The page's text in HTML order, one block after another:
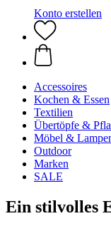
Konto erstellen
Accessoires
Kochen & Essen
Textilien
Übertöpfe &
Möbel &
Outdoor
Marken
SALE
Ein stilvolles